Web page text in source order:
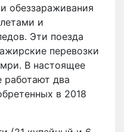
обеззараживания
и
Эти поезда
перевозки
В настоящее
два
в 2018